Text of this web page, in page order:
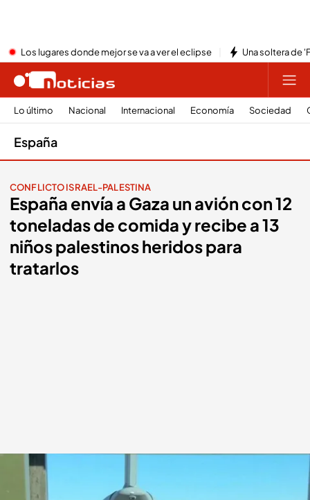
Los lugares donde mejor se va a ver el eclipse Una soltera de
Lo último Nacional Internacional Economía Sociedad
España
CONFLICTO ISRAEL-PALESTINA
España envía a Gaza un avión con 12
toneladas de comida y recibe a 13
niños palestinos heridos para
tratarlos
La población en Gaza muere de hambre